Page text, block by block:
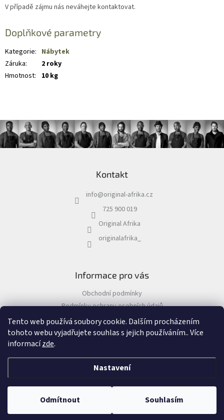
Tento web používá soubory cookie. Dalším procházením
tohoto webu vyjadřujete souhlas s jejich používáním.. Více
informacízde.
Nastavení
Odmítnout Souhlasím
V případě zájmu nás neváhejte kontaktovat.
Doplňkové parametry
Kategorie: Nábytek
Záruka:
2 roky
Hmotnost: 10 kg
Kontakt
info@original-afrika.cz
725 900 019
Original Afrika
originalafrika_
Informace pro vás
Obchodní podmínky
Podmínky ochrany osobních údajů